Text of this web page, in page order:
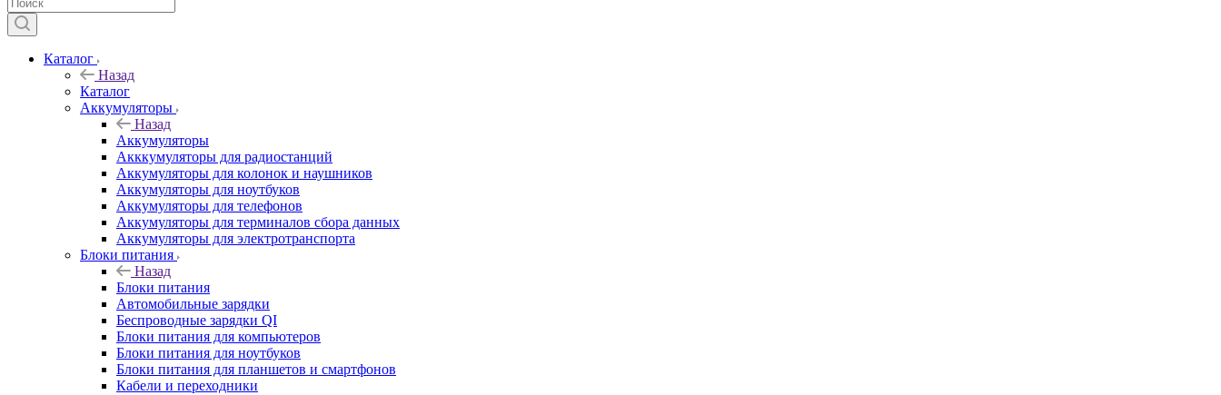
Каталог
Назад
Каталог
Аккумуляторы
Назад
Аккумуляторы
Акккумуляторы для радиостанций
Аккумуляторы для колонок и наушников
Аккумуляторы для ноутбуков
Аккумуляторы для телефонов
Аккумуляторы для терминалов сбора данных
Аккумуляторы для электротранспорта
Блоки питания
Назад
Блоки питания
Автомобильные зарядки
Беспроводные зарядки QI
Блоки питания для компьютеров
Блоки питания для ноутбуков
Блоки питания для планшетов и смартфонов
Кабели и переходники